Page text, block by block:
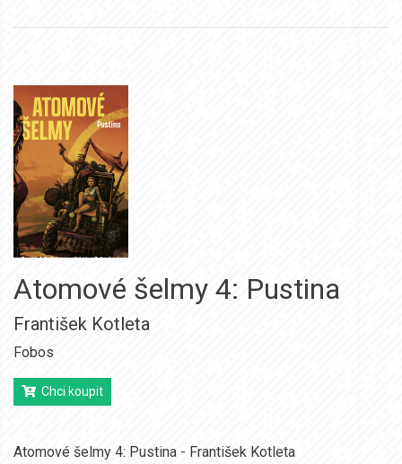
Atomové šelmy 4: Pustina
František Kotleta
Fobos
Chci koupit
Atomové šelmy 4: Pustina - František Kotleta